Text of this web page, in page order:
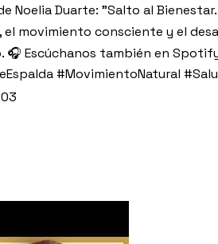
Noelia Duarte: "Salto al
movimiento consciente y el
Escúchanos también en
#MovimientoNatural